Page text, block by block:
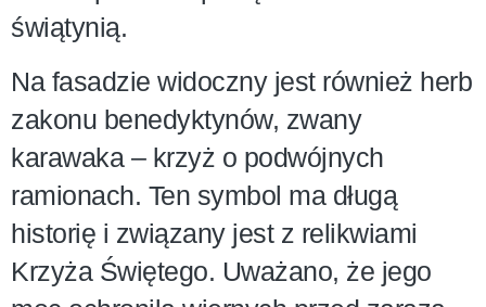
świątynią.
Na fasadzie widoczny jest również herb
zakonu benedyktynów, zwany
karawaka – krzyż o podwójnych
ramionach. Ten symbol ma długą
historię i związany jest z relikwiami
Krzyża Świętego. Uważano, że jego